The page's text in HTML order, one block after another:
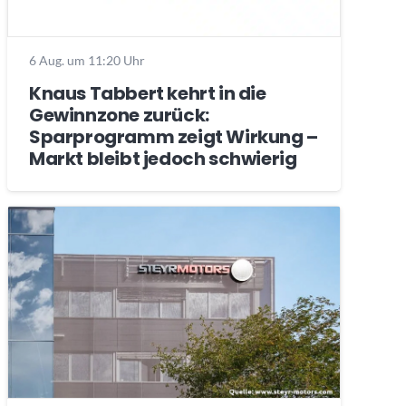
6 Aug. um 11:20 Uhr
Knaus Tabbert kehrt in die
Gewinnzone zurück:
Sparprogramm zeigt Wirkung –
Markt bleibt jedoch schwierig